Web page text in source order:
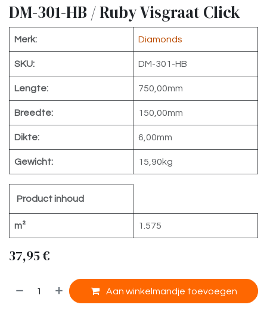
DM-301-HB / Ruby Visgraat Click
Merk: Diamonds
SKU: DM-301-HB
Lengte: 750,00mm
Breedte: 150,00mm
Dikte: 6,00mm
Gewicht: 15,90kg
Product inhoud
m² 1.575
37,95€
Aan winkelmandje toevoegen